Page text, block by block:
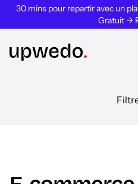
30 mins pour repartir avec un
Gratuit →